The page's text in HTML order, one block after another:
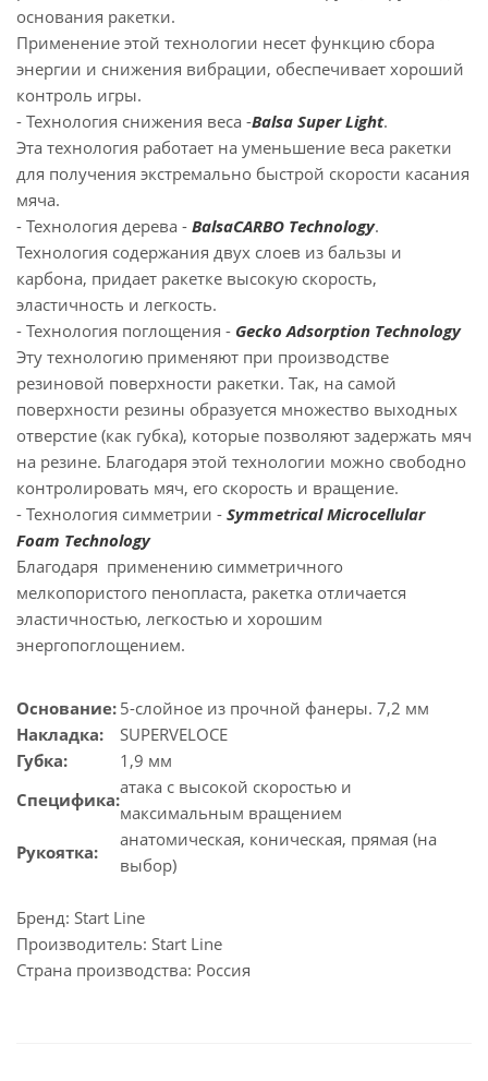
основания ракетки.
Применение этой технологии несет функцию сбора
энергии и снижения вибрации, обеспечивает хороший
контроль игры.
- Технология снижения веса -Balsa Super Light.
Эта технология работает на уменьшение веса ракетки
для получения экстремально быстрой скорости касания
мяча.
- Технология дерева - BalsaCARBO Technology.
Технология содержания двух слоев из бальзы и
карбона, придает ракетке высокую скорость,
эластичность и легкость.
- Технология поглощения - Gecko Adsorption Technology
Эту технологию применяют при производстве
резиновой поверхности ракетки. Так, на самой
поверхности резины образуется множество выходных
отверстие (как губка), которые позволяют задержать мяч
на резине. Благодаря этой технологии можно свободно
контролировать мяч, его скорость и вращение.
- Технология симметрии - Symmetrical Microcellular
Foam Technology
Благодаря применению симметричного
мелкопористого пенопласта, ракетка отличается
эластичностью, легкостью и хорошим
энергопоглощением.
Основание: 5-слойное из прочной фанеры. 7,2 мм
Накладка:
SUPERVELOCE
Губка:
1,9 мм
Специфика:
атака с высокой скоростью и
максимальным вращением
Рукоятка:
анатомическая, коническая, прямая (на
выбор)
Бренд: Start Line
Производитель: Start Line
Страна производства: Россия